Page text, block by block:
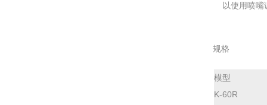
可以使用喷
规格
模型
K-60R